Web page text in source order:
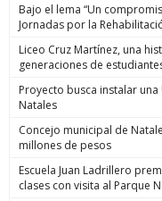
Bajo el lema “Un
Jornadas por la
Liceo Cruz Martínez, una
generaciones de
Proyecto busca instalar
Natales
Concejo municipal de
millones de pesos
Escuela Juan Ladrillero
clases con visita al Parque